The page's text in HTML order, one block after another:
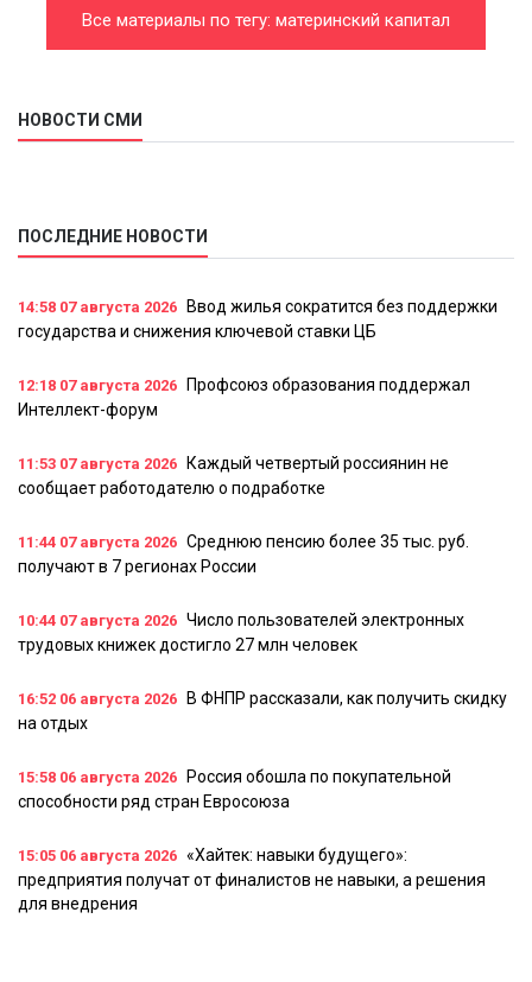
Все материалы по тегу: материнский капитал
НОВОСТИ СМИ
ПОСЛЕДНИЕ НОВОСТИ
14:58 07 августа 2026
Ввод жилья сократится без поддержки
государства и снижения ключевой ставки ЦБ
12:18 07 августа 2026
Профсоюз образования поддержал
Интеллект-форум
11:53 07 августа 2026
Каждый четвертый россиянин не
сообщает работодателю о подработке
11:44 07 августа 2026 Среднюю пенсию более 35 тыс. руб.
получают в 7 регионах России
10:44 07 августа 2026 Число пользователей электронных
трудовых книжек достигло 27 млн человек
16:52 06 августа 2026
В ФНПР рассказали, как получить скидку
на отдых
15:58 06 августа 2026
Россия обошла по покупательной
способности ряд стран Евросоюза
15:05 06 августа 2026 «Хайтек: навыки будущего»:
предприятия получат от финалистов не навыки, а решения
для внедрения